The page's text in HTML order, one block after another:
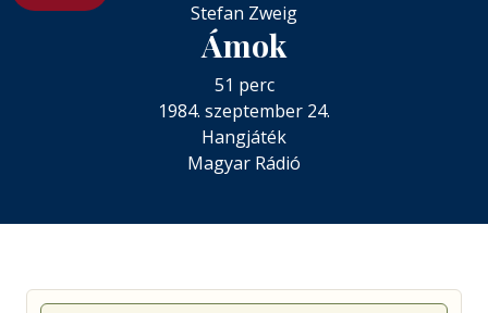
Stefan Zweig
Ámok
51 perc
1984. szeptember 24.
Hangjáték
Magyar Rádió